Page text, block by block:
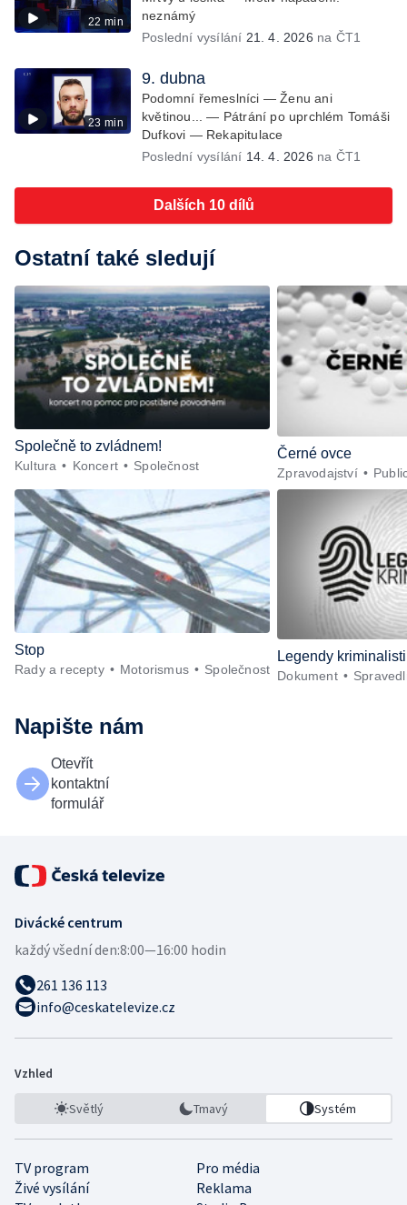
22 min
neznámý
Poslední vysílání 21. 4. 2026 na ČT1
23 min
9. dubna
Podomní řemeslníci — Ženu ani
květinou... — Pátrání po uprchlém Tomáši
Dufkovi — Rekapitulace
Poslední vysílání 14. 4. 2026 na ČT1
Dalších 10 dílů
Ostatní také sledují
Společně to zvládnem!
Kultura Koncert Společnost
Černé ovce
Zpravodajství
Stop
Rady a recepty Motorismus Společnost
Legendy
Dokument
Napište nám
Otevřít
kontaktní
formulář
Divácké centrum
každý všední den:8:00—16:00 hodin
261 136 113
info@ceskatelevize.cz
Vzhled
Světlý Tmavý Systém
TV program
Pro média
Živé vysílání
Reklama